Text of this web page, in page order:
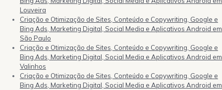
Louveira
Criação e Otimização de Sites, Conteúdo e Copywriting, Google e
Bing Ads, Marketing Digital, Social Media e Aplicativos Android em
São Paulo
Criação e Otimização de Sites, Conteúdo e Copywriting, Google e
Bing Ads, Marketing Digital, Social Media e Aplicativos Android em
Valinhos
Criação e Otimização de Sites, Conteúdo e Copywriting, Google e
Bing Ads, Marketing Digital, Social Media e Aplicativos Android em